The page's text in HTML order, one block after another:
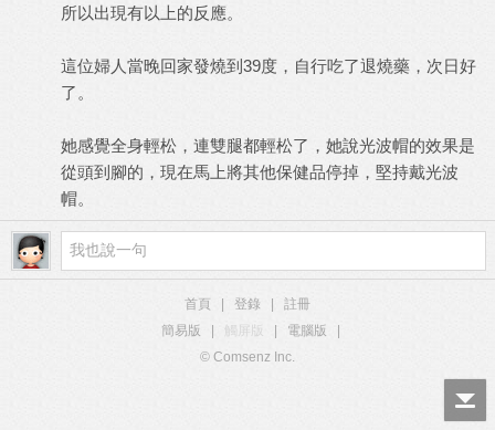
所以出現有以上的反應。
這位婦人當晚回家發燒到39度，自行吃了退燒藥，次日好
了。
她感覺全身輕松，連雙腿都輕松了，她說光波帽的效果是
從頭到腳的，現在馬上將其他保健品停掉，堅持戴光波
帽。
首頁 登錄
註冊
簡易版
觸屏版 電腦版
© Comsenz Inc.